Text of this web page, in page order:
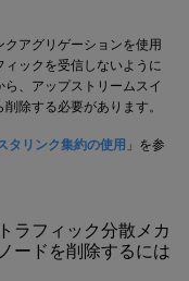
クアグリゲーションを使用
ックを受信しないように
、アップストリームスイ
除する必要があります。
タリンク集約の使用 」を参
ラフィック分散メカ
ードを削除するには